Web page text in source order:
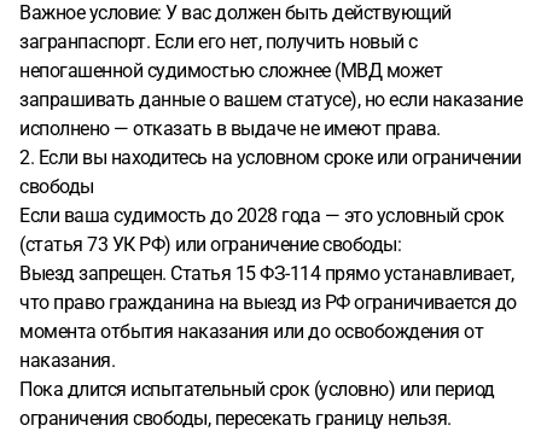
Важное условие: У вас должен быть действующий
загранпаспорт. Если его нет, получить новый с
непогашенной судимостью сложнее (МВД может
запрашивать данные о вашем статусе), но если наказание
исполнено — отказать в выдаче не имеют права.
2. Если вы находитесь на условном сроке или ограничении
свободы
Если ваша судимость до 2028 года — это условный срок
(статья 73 УК РФ) или ограничение свободы:
Выезд запрещен. Статья 15 ФЗ-114 прямо устанавливает,
что право гражданина на выезд из РФ ограничивается до
момента отбытия наказания или до освобождения от
наказания.
Пока длится испытательный срок (условно) или период
ограничения свободы, пересекать границу нельзя.